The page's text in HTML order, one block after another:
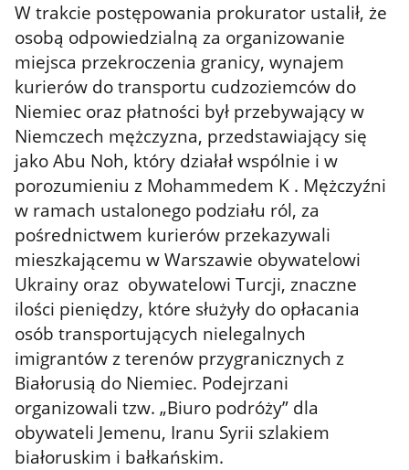
W trakcie postępowania prokurator ustalił, że
osobą odpowiedzialną za organizowanie
miejsca przekroczenia granicy, wynajem
kurierów do transportu cudzoziemców do
Niemiec oraz płatności był przebywający w
Niemczech mężczyzna, przedstawiający się
jako Abu Noh, który działał wspólnie i w
porozumieniu z Mohammedem K . Mężczyźni
w ramach ustalonego podziału ról, za
pośrednictwem kurierów przekazywali
mieszkającemu w Warszawie obywatelowi
Ukrainy oraz obywatelowi Turcji, znaczne
ilości pieniędzy, które służyły do opłacania
osób transportujących nielegalnych
imigrantów z terenów przygranicznych z
Białorusią do Niemiec. Podejrzani
organizowali tzw. „Biuro podróży” dla
obywateli Jemenu, Iranu Syrii szlakiem
białoruskim i bałkańskim.